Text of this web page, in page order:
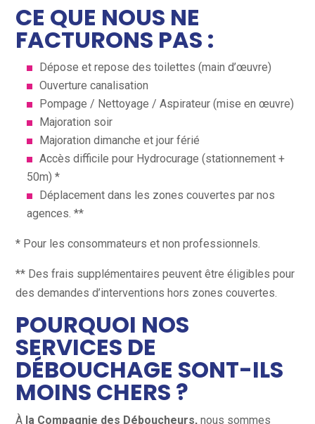
CE QUE NOUS NE
FACTURONS PAS :
Dépose et repose des toilettes (main d’œuvre)
Ouverture canalisation
Pompage / Nettoyage / Aspirateur (mise en œuvre)
Majoration soir
Majoration dimanche et jour férié
Accès difficile pour Hydrocurage (stationnement +
50m) *
Déplacement dans les zones couvertes par nos
agences. **
* Pour les consommateurs et non professionnels.
** Des frais supplémentaires peuvent être éligibles pour
des demandes d’interventions hors zones couvertes.
POURQUOI NOS
SERVICES DE
DÉBOUCHAGE SONT-ILS
MOINS CHERS ?
À la Compagnie des Déboucheurs, nous sommes